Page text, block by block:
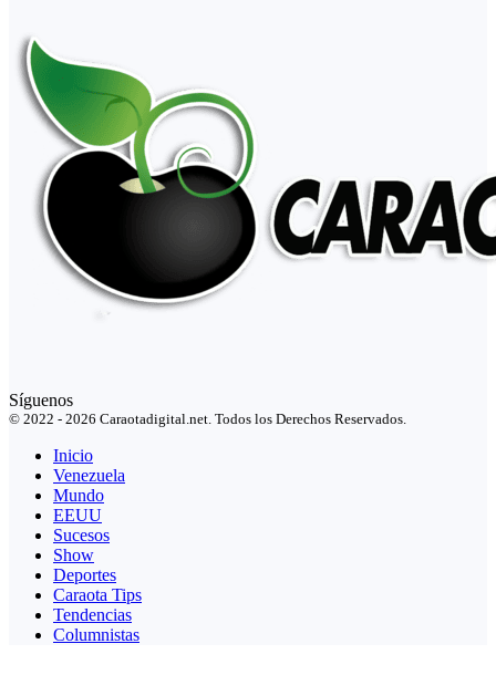
Síguenos
© 2022 - 2026 Caraotadigital.net. Todos los Derechos Reservados.
Inicio
Venezuela
Mundo
EEUU
Sucesos
Show
Deportes
Caraota Tips
Tendencias
Columnistas